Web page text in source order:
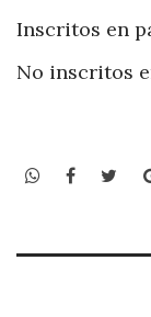
Inscritos en
No inscritos
WhatsApp